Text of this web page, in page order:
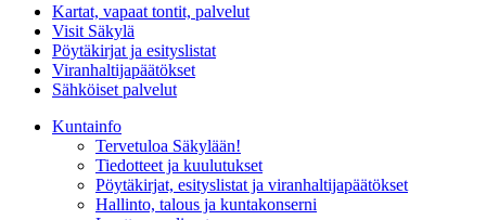
Kartat, vapaat tontit, palvelut
Visit Säkylä
Pöytäkirjat ja esityslistat
Viranhaltijapäätökset
Sähköiset palvelut
Kunta­info
Tervetuloa Säkylään!
Tiedotteet ja kuulutukset
Pöytäkirjat, esityslistat ja viranhaltijapäätökset
Hallinto, talous ja kuntakonserni